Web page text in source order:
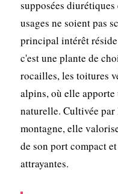
supposées
usages ne soient pas
principal intérêt
c'est une plante de
rocailles, les toitures
alpins, où elle
naturelle. Cultivée par
montagne, elle
de son port compact
attrayantes.